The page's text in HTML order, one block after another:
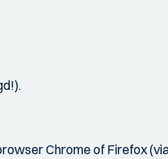
Chrome of Firefox